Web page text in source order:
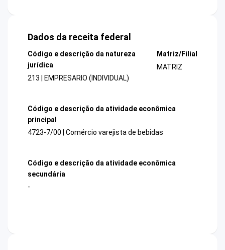
Dados da receita federal
Código e descrição da natureza
jurídica
213 | EMPRESARIO (INDIVIDUAL)
Matriz/Filial
MATRIZ
Código e descrição da atividade econômica
principal
4723-7/00 | Comércio varejista de bebidas
Código e descrição da atividade econômica
secundária
-